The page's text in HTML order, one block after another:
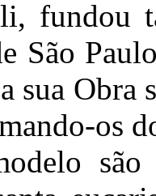
fundou
São
sua
os